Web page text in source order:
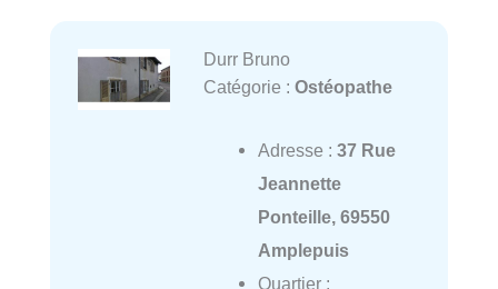
Durr Bruno
Catégorie : Ostéopathe
Adresse : 37 Rue
Jeannette
Ponteille, 69550
Amplepuis
Quartier :